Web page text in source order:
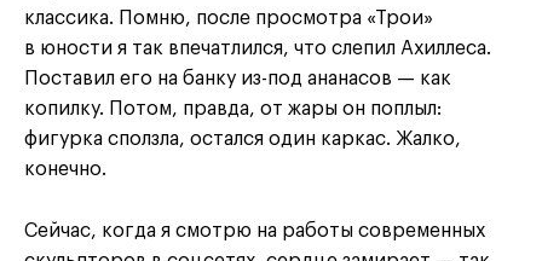
классика. Помню, после просмотра «Трои»
в юности я так впечатлился, что слепил Ахиллеса.
Поставил его на банку из-под ананасов — как
копилку. Потом, правда, от жары он поплыл:
фигурка сползла, остался один каркас. Жалко,
конечно.
Сейчас, когда я смотрю на работы современных